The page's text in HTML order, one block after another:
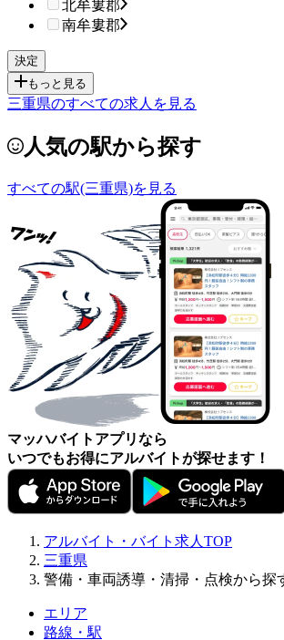
北牟婁郡
南牟婁郡
もっと見る
三重県のすべての求人を見る
人気の駅から探す
すべての駅(三重県)を見る
マッハバイトアプリなら
いつでもお得にアルバイトが探せます！
アルバイト・バイト求人TOP
三重県
警備・車両誘導・清掃・点検から探
エリア
路線・駅